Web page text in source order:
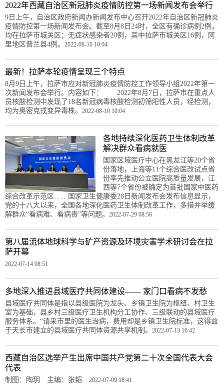
2022年西藏自治区新冠肺炎疫情防控第一场新闻发布会举行
9日上午，自治区政府新闻办新闻发布中心召开2022年自治区新冠肺炎
疫情防控第一场新闻发布会。截至8月8日24时，全区有确诊病例2例，
均在拉萨市城关区；无症状感染者20例，其中拉萨市城关区16例，阿
里地区普兰县4例。 2022-08-10 10:04
最新！拉萨本轮疫情呈现三个特点
8月9日上午，拉萨市应对新冠肺炎疫情防控工作领导小组2022年第一
次新闻发布会举行。内容如下： 2022年8月7日，拉萨市在重点人
员核酸检测中发现了18名新冠病毒核酸检测初筛阳性人员，经检测，
均为奥密克戎变异毒株。 2022-08-10 10:04
各地持续深化医药卫生体制改革
解决群众看病就医
国家区域医疗中心在黑龙江等20个省
份落地，上海等11个综合医改试点省
份率先推动公立医院高质量发展，江
西等7个省份被确定为首批国家中医药
综合改革示范区……国家卫生健康委28日新闻发布会发布信息显示，
党的十八大以来，全国各地深化医药卫生体制改革工作，多措并举缓
解群众“看病难、看病贵”等问题。 2022-07-29 08:56
第八届流体地球科学与矿产资源及环境灾害学术研讨会在拉
萨开幕
2022-07-14 08:51
多地深入推进县域医疗共同体建设—— 家门口看病不发愁
县域医疗共同体是指以县级医院为龙头、乡镇卫生院为枢纽、村卫生
室为基础，县乡村三级医疗卫生机构分工协作、三级联动的县域医疗
服务体系。“请来市里的医生治病，费用却是乡镇卫生院标准，这得益
于天长市建立的县域医疗共同体资源共享机制。 2022-07-13 16:42
西藏自治区选举产生出席中国共产党第二十次全国代表大会
代表
制图：陶玥 主编：张韬 2022-07-09 18:41